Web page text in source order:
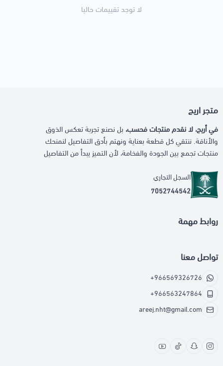
لا توجد تقييمات حاليا
متجر اريج
في أريج، لا نقدم منتجات فحسب، بل نصنع تجربة تعكس الذوق
والأناقة. ننتقي كل قطعة بعناية ونهتم بأدق التفاصيل لنمنحك
منتجات تجمع بين الجودة والفخامة، لأن التميز يبدأ من التفاصيل
السجل التجاري
7052744542
روابط مهمة
تواصل معنا
+966569326726
+966563247864
areej.nht@gmail.com